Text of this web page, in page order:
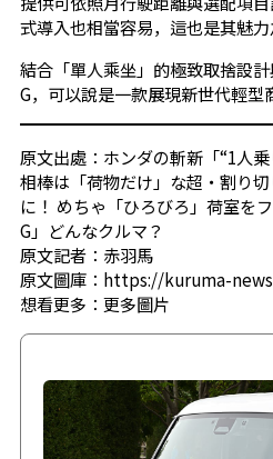
式導入也相當容易，這也是其魅力
結合「單人乘坐」的極致取捨設
G，可以說是一款展現新世代輕型
原文出處：ホンダの斬新「“1人
相棒は「荷物だけ」な超・割り切
に！ めちゃ「ひろびろ」荷室を
G」どんなクルマ？
原文記者：赤羽馬
原文圖庫：https://kuruma-
想看更多： 更多圖片